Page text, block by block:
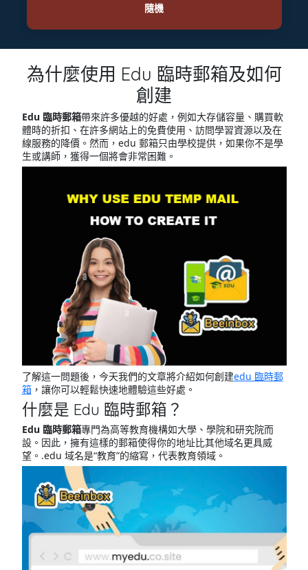
為什麼使用 Edu 臨時郵箱及如何
創建
Edu 臨時郵箱帶來許多優越的好處，例如大存儲容量、購買軟
體時的折扣、在許多網站上的免費使用、訪問學習資源以及在
線服務的降價。然而，edu 郵箱只由學校提供，如果你不是學
生或講師，獲得一個將會非常困難。
了解這一問題後，今天我們的文章將介紹如何創建edu 臨時郵
箱，讓你可以輕鬆快速地體驗這些好處。
什麼是 Edu 臨時郵箱？
Edu 臨時郵箱專門為高等教育機構如大學、學院和研究院而
設。因此，擁有這樣的郵箱使得你的地址比其他域名更具威
望。.edu 域名是“教育”的縮寫，代表教育領域。